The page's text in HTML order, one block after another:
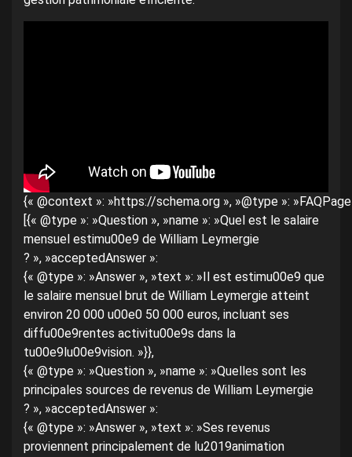
{« @context »: »https://schema.org », »@type »:
[{« @type »: »Question », »name »: »Quel est le salaire
mensuel estimu00e9 de William Leymergie
? », »acceptedAnswer »:
{« @type »: »Answer », »text »: »Il est estimu00e9 que
le salaire mensuel brut de William Leymergie atteint
environ 20 000 u00e0 50 000 euros, incluant ses
diffu00e9rentes activitu00e9s dans la
tu00e9lu00e9vision. »}},
{« @type »: »Question », »name »: »Quelles sont les
principales sources de revenus de William Leymergie
? », »acceptedAnswer »:
{« @type »: »Answer », »text »: »Ses revenus
proviennent principalement de lu2019animation